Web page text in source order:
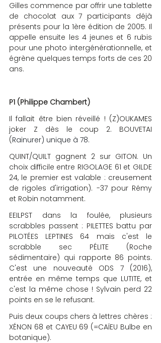
Gilles commence par offrir une tablette
de chocolat aux 7 participants déjà
présents pour la 1ère édition de 2005. Il
appelle ensuite les 4 jeunes et 6 rubis
pour une photo intergénérationnelle, et
égrène quelques temps forts de ces 20
ans.
P1 (Philippe Chambert)
Il fallait être bien réveillé ! (Z)OUKAMES
joker Z dès le coup 2. BOUVETAI
(Rainurer) unique à 78.
QUINT/QUILT gagnent 2 sur GITON. Un
choix difficile entre RIGOLAGE 61 et GILDE
24, le premier est valable : creusement
de rigoles d'irrigation). -37 pour Rémy
et Robin notamment.
EEILPST dans la foulée, plusieurs
scrabbles passent : PILETTES battu par
PILOTÉES LEPTINES 64 mais c'est le
scrabble sec PÉLITE (Roche
sédimentaire) qui rapporte 86 points.
C'est une nouveauté ODS 7 (2016),
entrée en même temps que LUTITE, et
c'est la même chose ! Sylvain perd 22
points en se le refusant.
Puis deux coups chers à lettres chères :
XÉNON 68 et CAYEU 69 (=CAÏEU Bulbe en
botanique).